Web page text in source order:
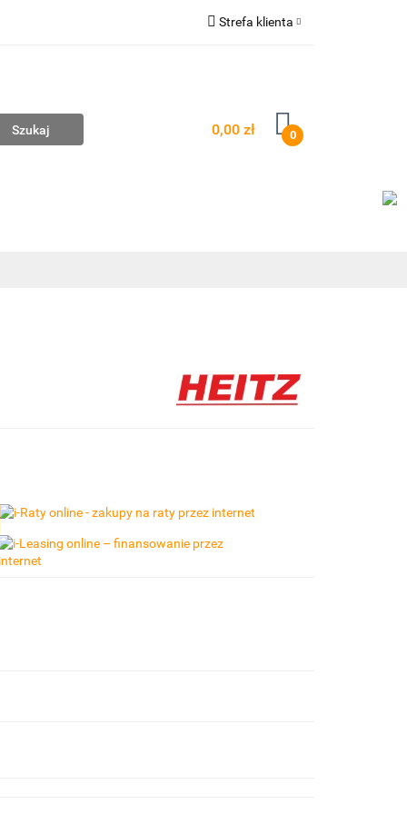
Strefa klienta
Dodaj zgłoszenie
0,00 zł 0